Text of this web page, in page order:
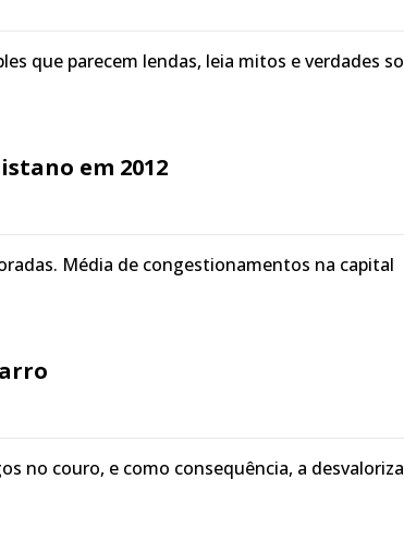
que parecem lendas, leia mitos e verdades
em 2012
Média de congestionamentos na capital
no couro, e como consequência, a